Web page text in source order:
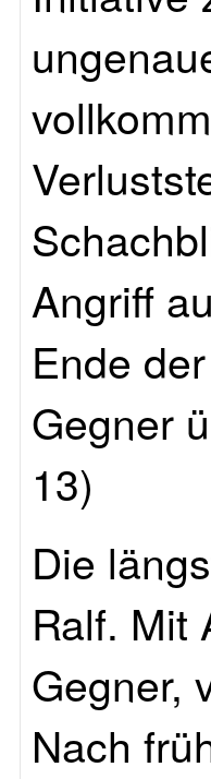
Angriff
Ende
Gegner
13)
Die
Ralf. Mit
Gegner,
Nach